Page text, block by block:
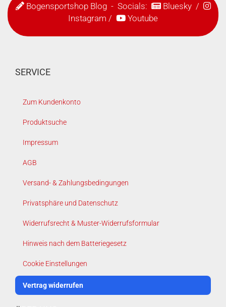
Bogensportshop Blog- Socials: Bluesky/
Instagram / Youtube
SERVICE
Zum Kundenkonto
Produktsuche
Impressum
AGB
Versand- & Zahlungsbedingungen
Privatsphäre und Datenschutz
Widerrufsrecht & Muster-Widerrufsformular
Hinweis nach dem Batteriegesetz
Cookie Einstellungen
Vertrag widerrufen